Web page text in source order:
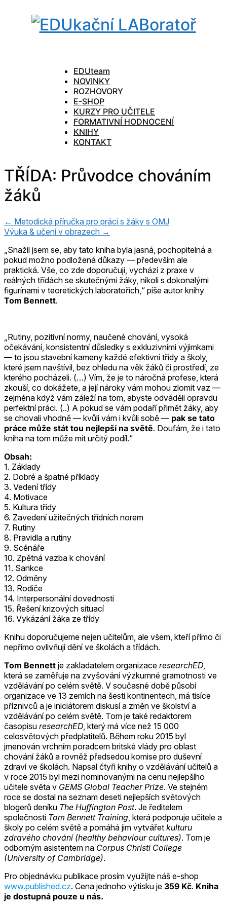
EDUteam
NOVINKY
ROZHOVORY
E-SHOP
KURZY PRO UČITELE
FORMATIVNÍ HODNOCENÍ
KNIHY
KONTAKT
TŘÍDA: Průvodce chováním
žáků
← Metodická příručka pro práci s žáky s OMJ
Výuka & učení v obrazech →
„Snažil jsem se, aby tato kniha byla jasná, pochopitelná a
pokud možno podložená důkazy — především ale
praktická. Vše, co zde doporučuji, vychází z praxe v
reálných třídách se skutečnými žáky, nikoli s dokonalými
figurínami v teoretických laboratořích,“ píše autor knihy
Tom Bennett.
„Rutiny, pozitivní normy, naučené chování, vysoká
očekávání, konsistentní důsledky s exkluzivními výjimkami
— to jsou stavební kameny každé efektivní třídy a školy,
které jsem navštívil, bez ohledu na věk žáků či prostředí, ze
kterého pocházeli. (…) Vím, že je to náročná profese, která
zkouší, co dokážete, a její nároky vám mohou zlomit vaz —
zejména když vám záleží na tom, abyste odváděli opravdu
perfektní práci. (..) A pokud se vám podaří přimět žáky, aby
se chovali vhodně — kvůli vám i kvůli sobě — pak se tato
práce může stát tou nejlepší na světě. Doufám, že i tato
kniha na tom může mít určitý podíl.“
Obsah:
1. Základy
2. Dobré a špatné příklady
3. Vedení třídy
4. Motivace
5. Kultura třídy
6. Zavedení užitečných třídních norem
7. Rutiny
8. Pravidla a rutiny
9. Scénáře
10. Zpětná vazba k chování
11. Sankce
12. Odměny
13. Rodiče
14. Interpersonální dovednosti
15. Řešení krizových situací
16. Vykázání žáka ze třídy
Knihu doporučujeme nejen učitelům, ale všem, kteří přímo či
nepřímo ovlivňují dění ve školách a třídách.
Tom Bennett je zakladatelem organizace researchED
která se zaměřuje na zvyšování výzkumné gramotnosti ve
vzdělávání po celém světě. V současné době působí
organizace ve 13 zemích na šesti kontinentech, má tisíce
příznivců a je iniciátorem diskusí a změn ve školství a
vzdělávání po celém světě. Tom je také redaktorem
časopisu researchED , který má více než 15 000
celosvětových předplatitelů. Během roku 2015 byl
jmenován vrchním poradcem britské vlády pro oblast
chování žáků a rovněž předsedou komise pro duševní
zdraví ve školách. Napsal čtyři knihy o vzdělávání učitelů a
v roce 2015 byl mezi nominovanými na cenu nejlepšího
učitele světa v GEMS Global Teacher Prize. Ve stejném
roce se dostal na seznam deseti nejlepších světových
blogerů deníku The Huffington Post. Je ředitelem
společnosti Tom Bennett Training , která podporuje učitele a
školy po celém světě a pomáhá jim vytvářet kulturu
zdravého chování (healthy behaviour cultures). Tom je
odborným asistentem na Corpus Christi College
(University of Cambridge).
Pro objednávku publikace prosím využijte náš e-shop
www.published.cz. Cena jednoho výtisku je 359 Kč. Kniha
je dostupná pouze u nás.